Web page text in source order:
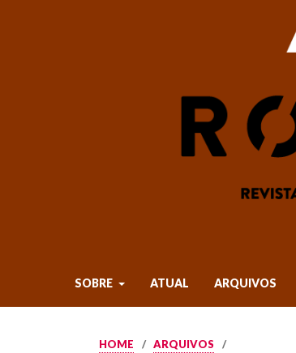
SOBRE ATUAL ARQUIVOS
HOME / ARQUIVOS
/